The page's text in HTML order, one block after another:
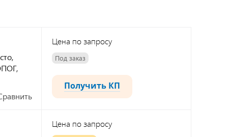
Цена по запросу
Под заказ
Получить КП
Цена по запросу